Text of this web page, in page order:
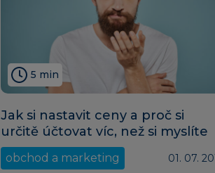
5 min
Jak si nastavit ceny a proč si
určitě účtovat víc, než si myslíte
obchod a marketing 01. 07.